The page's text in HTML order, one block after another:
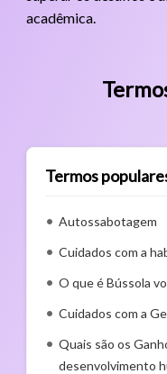
acadêmica.
Termos
Autossabotagem
Cuidados com a
O que é Bússola
Cuidados com a
Quais são os
desenvolvimento